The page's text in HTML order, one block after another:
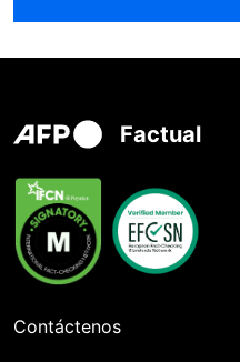
Factual
Contáctenos